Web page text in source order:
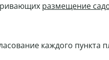
размещение
каждого пункта